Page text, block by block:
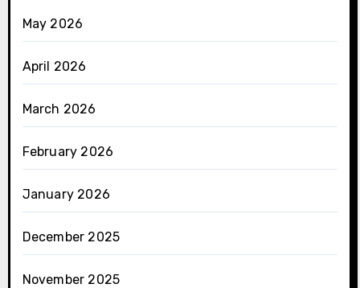
May 2026
April 2026
March 2026
February 2026
January 2026
December 2025
November 2025